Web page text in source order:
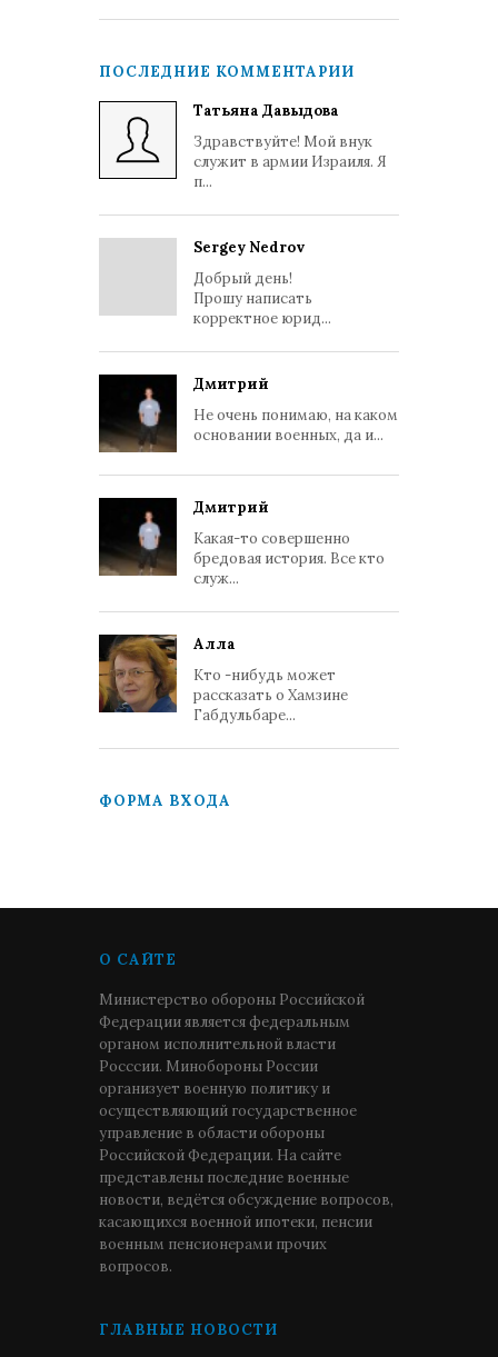
ПОСЛЕДНИЕ КОММЕНТАРИИ
Татьяна Давыдова
Здравствуйте! Мой внук
служит в армии Израиля. Я
п...
Sergey Nedrov
Добрый день!
Прошу написать
корректное юрид...
Дмитрий
Не очень понимаю, на каком
основании военных, да и...
Дмитрий
Какая-то совершенно
бредовая история. Все кто
служ...
Алла
Кто -нибудь может
рассказать о Хамзине
Габдульбаре...
ФОРМА ВХОДА
О САЙТЕ
Министерство обороны Российской
Федерации является федеральным
органом исполнительной власти
Росссии. Минобороны России
организует военную политику и
осуществляющий государственное
управление в области обороны
Российской Федерации. На сайте
представлены последние военные
новости, ведётся обсуждение вопросов,
касающихся военной ипотеки, пенсии
военным пенсионерами прочих
вопросов.
ГЛАВНЫЕ НОВОСТИ